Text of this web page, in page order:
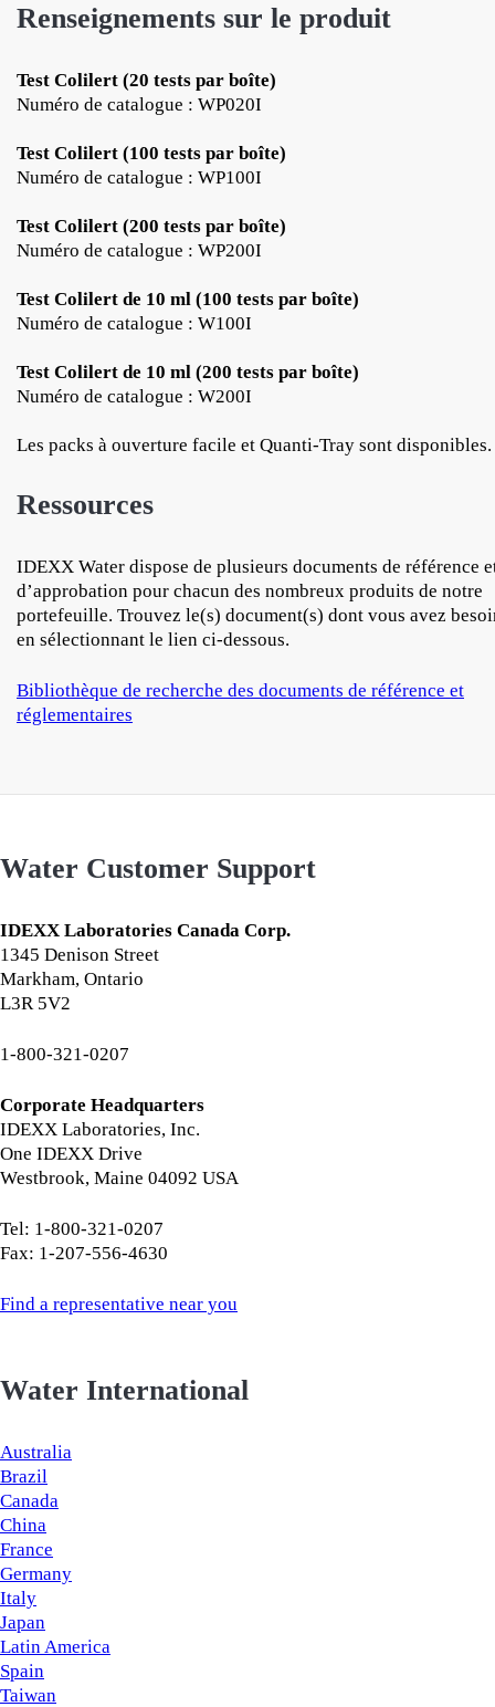
Renseignements sur le produit
Test Colilert (20 tests par boîte)
Numéro de catalogue : WP020I
Test Colilert (100 tests par boîte)
Numéro de catalogue : WP100I
Test Colilert (200 tests par boîte)
Numéro de catalogue : WP200I
Test Colilert de 10 ml (100 tests par boîte)
Numéro de catalogue : W100I
Test Colilert de 10 ml (200 tests par boîte)
Numéro de catalogue : W200I
Les packs à ouverture facile et Quanti-Tray sont disponibles.
Ressources
IDEXX Water dispose de plusieurs documents de référence
d’approbation pour chacun des nombreux produits de notre
portefeuille. Trouvez le(s) document(s) dont vous avez
en sélectionnant le lien ci-dessous.
Bibliothèque de recherche des documents de référence et
réglementaires
Water Customer Support
IDEXX Laboratories Canada Corp.
1345 Denison Street
Markham, Ontario
L3R 5V2
1-800-321-0207
Corporate Headquarters
IDEXX Laboratories, Inc.
One IDEXX Drive
Westbrook, Maine 04092 USA
Tel: 1-800-321-0207
Fax: 1-207-556-4630
Find a representative near you
Water International
Australia
Brazil
Canada
China
France
Germany
Italy
Japan
Latin America
Spain
Taiwan